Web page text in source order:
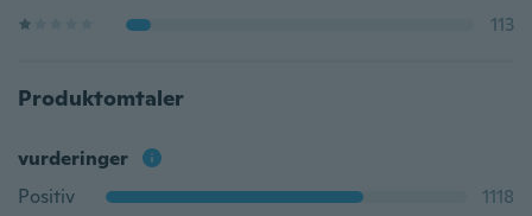
113
Produktomtaler
vurderinger
Positiv
1118